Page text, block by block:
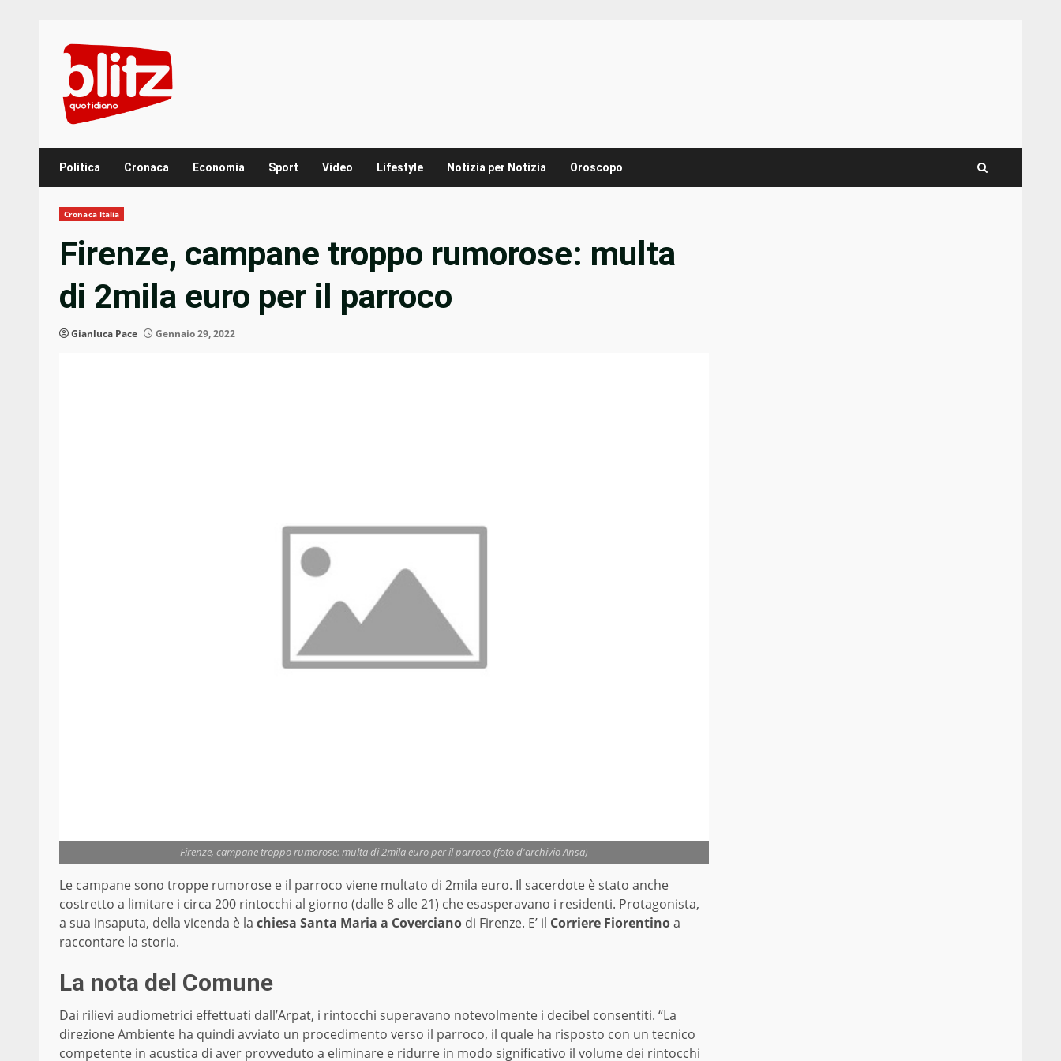
content
Politica Cronaca Economia Sport Video Lifestyle Notizia per Notizia Oroscopo
Cronaca Italia
Firenze, campane troppo rumorose: multa
di 2mila euro per il parroco
Gianluca Pace Gennaio 29, 2022
Firenze, campane troppo rumorose: multa di 2mila euro per il parroco (foto d'archivio Ansa)
Le campane sono troppe rumorose e il parroco viene multato di 2mila euro. Il sacerdote è stato anche
costretto a limitare i circa 200 rintocchi al giorno (dalle 8 alle 21) che esasperavano i residenti. Protagonista,
a sua insaputa, della vicenda è la chiesa Santa Maria a Coverciano di Firenze. E’ il Corriere Fiorentinoa
raccontare la storia.
La nota del Comune
Dai rilievi audiometrici effettuati dall’Arpat, i rintocchi superavano notevolmente i decibel consentiti. “La
direzione Ambiente ha quindi avviato un procedimento verso il parroco, il quale ha risposto con un tecnico
competente in acustica di aver provveduto a eliminare e ridurre in modo significativo il volume dei rintocchi